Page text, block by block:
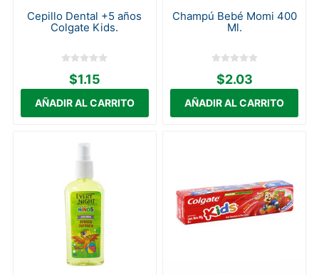
Cepillo Dental +5 años
Colgate Kids.
$1.15
Champú Bebé Momi 400
Ml.
$2.03